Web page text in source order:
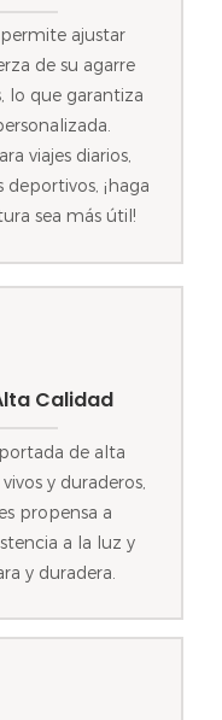
ajustar
de su agarre
lo que garantiza
viajes diarios,
¡haga
sea más útil!
Calidad
de alta
y duraderos,
propensa a
a la luz y
y duradera.